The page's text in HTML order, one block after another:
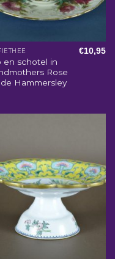
en schotel in
Rose
Hammersley
€10,95